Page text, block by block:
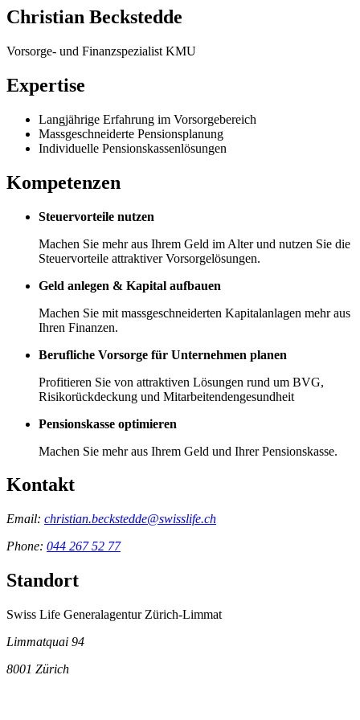
Christian Beckstedde
Vorsorge- und Finanzspezialist KMU
Expertise
Langjährige Erfahrung im Vorsorgebereich
Massgeschneiderte Pensionsplanung
Individuelle Pensionskassenlösungen
Kompetenzen
Steuervorteile nutzen
Machen Sie mehr aus Ihrem Geld im Alter und nutzen Sie die
Steuervorteile attraktiver Vorsorgelösungen.
Geld anlegen & Kapital aufbauen
Machen Sie mit massgeschneiderten Kapitalanlagen mehr aus
Ihren Finanzen.
Berufliche Vorsorge für Unternehmen planen
Profitieren Sie von attraktiven Lösungen rund um BVG,
Risikorückdeckung und Mitarbeitendengesundheit
Pensionskasse optimieren
Machen Sie mehr aus Ihrem Geld und Ihrer Pensionskasse.
Kontakt
Email: christian.beckstedde@swisslife.ch
Phone: 044 267 52 77
Standort
Swiss Life Generalagentur Zürich-Limmat
Limmatquai 94
8001 Zürich